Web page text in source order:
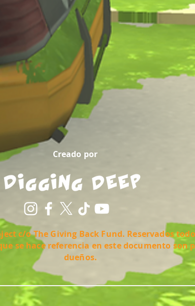
Creado por
c/o The Giving Back Fund. Reservados
se hace referencia en este documento son
dueños.